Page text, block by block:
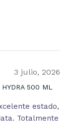
3 julio, 2026
500 ML
estado,
Totalmente